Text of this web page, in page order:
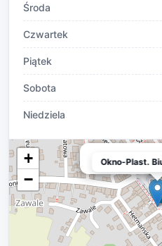
Środa
Czwartek
Piątek
Sobota
Niedziela
Okno-Plast.
+
−
Okno-Plast.